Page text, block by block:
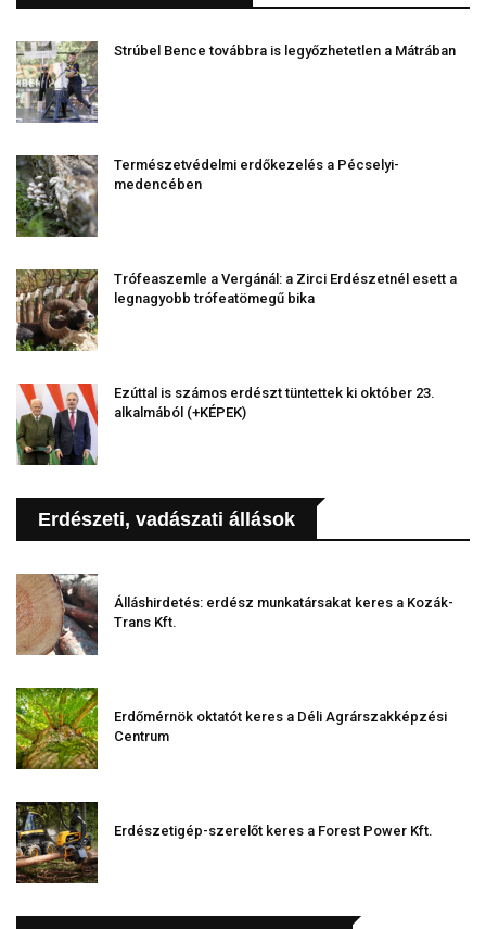
Strúbel Bence továbbra is legyőzhetetlen a Mátrában
Természetvédelmi erdőkezelés a Pécselyi-
medencében
Trófeaszemle a Vergánál: a Zirci Erdészetnél esett a
legnagyobb trófeatömegű bika
Ezúttal is számos erdészt tüntettek ki október 23.
alkalmából (+KÉPEK)
Erdészeti, vadászati állások
Álláshirdetés: erdész munkatársakat keres a Kozák-
Trans Kft.
Erdőmérnök oktatót keres a Déli Agrárszakképzési
Centrum
Erdészetigép-szerelőt keres a Forest Power Kft.